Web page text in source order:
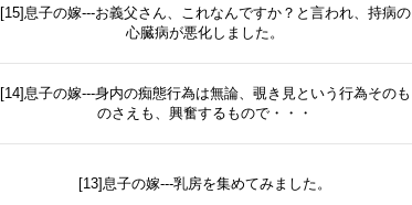
[15]息子の嫁---お義父さん、これなんですか？と言われ、持病の
心臓病が悪化しました。
[14]息子の嫁---身内の痴態行為は無論、覗き見という行為そのも
のさえも、興奮するもので・・・
[13]息子の嫁---乳房を集めてみました。